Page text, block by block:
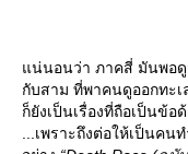
น่นอนว่า ภาคสี่ มันพอดูจ
กับสาม ที่พาคนดูออกทะ
ก็ยังเป็นเรื่องที่ถือเป็นข้
...เพราะถึงต่อให้เป็นค